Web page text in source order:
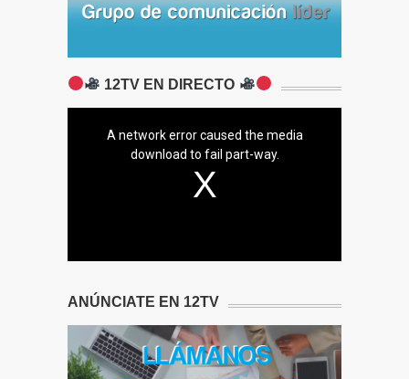
12TV EN DIRECTO
A network error caused the media
download to fail part-way.
ANÚNCIATE EN 12TV